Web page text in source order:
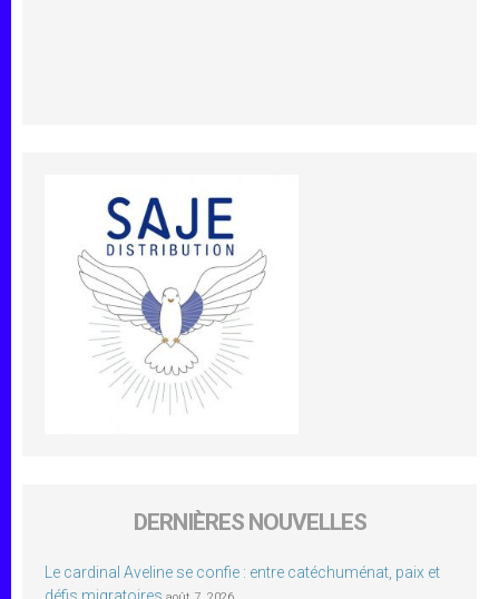
DERNIÈRES NOUVELLES
Le cardinal Aveline se confie : entre catéchuménat, paix et